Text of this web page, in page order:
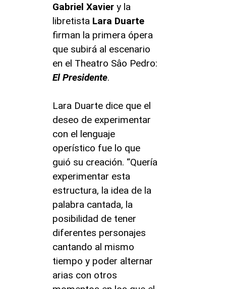
Gabriel Xavier y la
libretista Lara Duarte
firman la primera ópera
que subirá al escenario
en el Theatro Sâo Pedro:
El Presidente.
Lara Duarte dice que el
deseo de experimentar
con el lenguaje
operístico fue lo que
guió su creación. “Quería
experimentar esta
estructura, la idea de la
palabra cantada, la
posibilidad de tener
diferentes personajes
cantando al mismo
tiempo y poder alternar
arias con otros